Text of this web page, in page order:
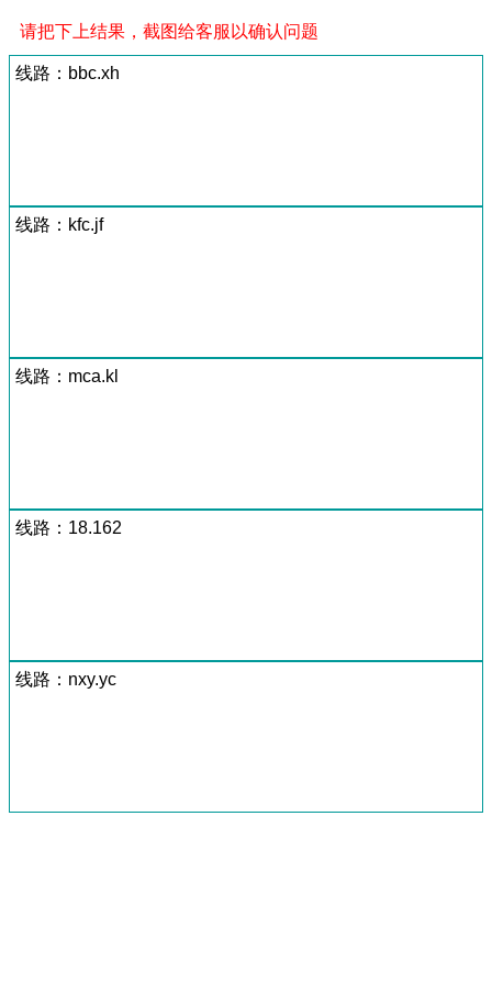
请把下上结果，截图给客服以确认问题
线路：bbc.xh
线路：kfc.jf
线路：mca.kl
线路：18.162
线路：nxy.yc